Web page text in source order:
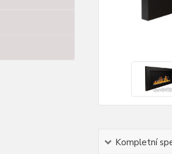
Kompletní